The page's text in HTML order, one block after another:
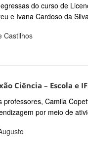
do curso de
e Ivana Cardoso da
Castilhos
Ciência – Escola e
Camila
por meio de